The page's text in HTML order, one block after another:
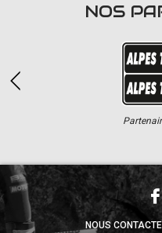
PARTENAIRES
NOS
NOUS